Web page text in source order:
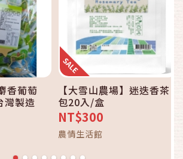
香葡萄
灣製造
【大雪山農場】迷迭香茶
包20入/盒
NT$300
農情生活館